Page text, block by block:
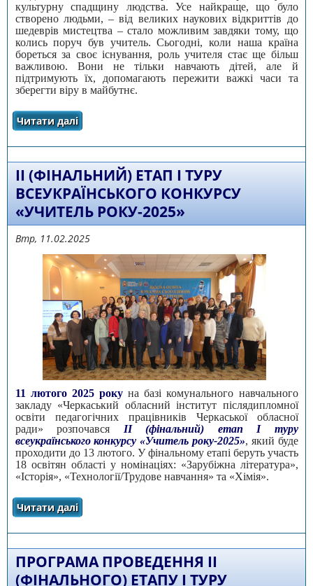
культурну спадщину людства. Усе найкраще, що було
створено людьми, – від великих наукових відкриттів до
шедеврів мистецтва – стало можливим завдяки тому, що
колись поруч був учитель. Сьогодні, коли наша країна
бореться за своє існування, роль учителя стає ще більш
важливою. Вони не тільки навчають дітей, але й
підтримують їх, допомагають пережити важкі часи та
зберегти віру в майбутнє.
Читати далі
року-2025»
ІІ (ФІНАЛЬНИЙ) ЕТАП І ТУРУ
ВСЕУКРАЇНСЬКОГО КОНКУРСУ
«УЧИТЕЛЬ РОКУ-2025»
Втр, 11.02.2025
11 лютого 2025 рокуна базі комунального навчального
закладу «Черкаський обласний інститут післядипломної
освіти педагогічних працівників Черкаської обласної
ради» розпочався ІІ (фінальний) етап І туру
всеукраїнського конкурсу «Учитель року-2025», який буде
проходити до 13 лютого. У фінальному етапі беруть участь
18 освітян області у номінаціях: «Зарубіжна література»,
«Історія», «Технології/Трудове навчання» та «Хімія».
Читати далі
року-2025»
ПРОГРАМА ПРОВЕДЕННЯ ІІ
(ФІНАЛЬНОГО) ЕТАПУ І ТУРУ